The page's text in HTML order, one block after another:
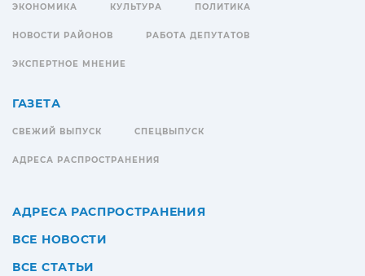
ЭКОНОМИКА КУЛЬТУРА ПОЛИТИКА
НОВОСТИ РАЙОНОВ РАБОТА ДЕПУТАТОВ
ЭКСПЕРТНОЕ МНЕНИЕ
ГАЗЕТА
СВЕЖИЙ ВЫПУСК СПЕЦВЫПУСК
АДРЕСА РАСПРОСТРАНЕНИЯ
АДРЕСА РАСПРОСТРАНЕНИЯ
ВСЕ НОВОСТИ
ВСЕ СТАТЬИ